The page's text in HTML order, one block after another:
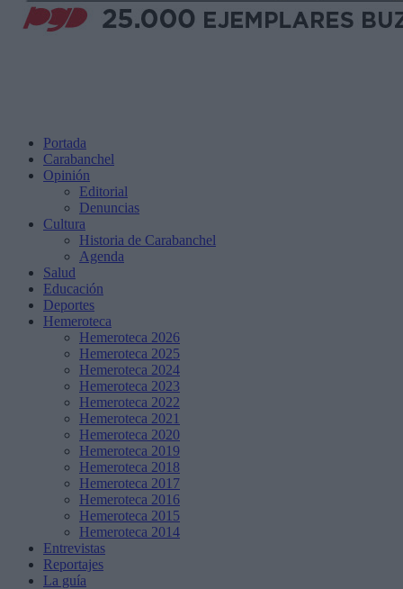
Portada
Carabanchel
Opinión
Editorial
Denuncias
Cultura
Historia de Carabanchel
Agenda
Salud
Educación
Deportes
Hemeroteca
Hemeroteca 2026
Hemeroteca 2025
Hemeroteca 2024
Hemeroteca 2023
Hemeroteca 2022
Hemeroteca 2021
Hemeroteca 2020
Hemeroteca 2019
Hemeroteca 2018
Hemeroteca 2017
Hemeroteca 2016
Hemeroteca 2015
Hemeroteca 2014
Entrevistas
Reportajes
La guía